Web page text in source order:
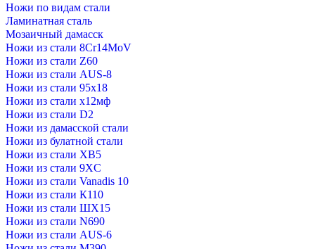
Ножи по видам стали
Ламинатная сталь
Мозаичный дамасск
Ножи из стали 8Cr14MoV
Ножи из стали Z60
Ножи из стали AUS-8
Ножи из стали 95х18
Ножи из стали х12мф
Ножи из стали D2
Ножи из дамасской стали
Ножи из булатной стали
Ножи из стали XB5
Ножи из стали 9XC
Ножи из стали Vanadis 10
Ножи из стали К110
Ножи из стали ШХ15
Ножи из стали N690
Ножи из стали AUS-6